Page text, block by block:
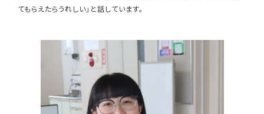
てもらえたらうれしい」と話しています。